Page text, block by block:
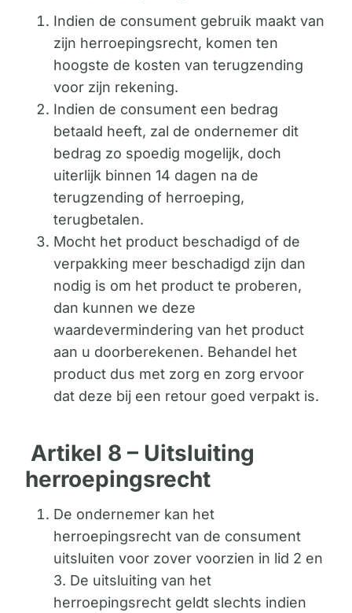
Indien de consument gebruik maakt van
zijn herroepingsrecht, komen ten
hoogste de kosten van terugzending
voor zijn rekening.
Indien de consument een bedrag
betaald heeft, zal de ondernemer dit
bedrag zo spoedig mogelijk, doch
uiterlijk binnen 14 dagen na de
terugzending of herroeping,
terugbetalen.
Mocht het product beschadigd of de
verpakking meer beschadigd zijn dan
nodig is om het product te proberen,
dan kunnen we deze
waardevermindering van het product
aan u doorberekenen. Behandel het
product dus met zorg en zorg ervoor
dat deze bij een retour goed verpakt is.
Artikel 8 – Uitsluiting
herroepingsrecht
De ondernemer kan het
herroepingsrecht van de consument
uitsluiten voor zover voorzien in lid 2 en
3. De uitsluiting van het
herroepingsrecht geldt slechts indien